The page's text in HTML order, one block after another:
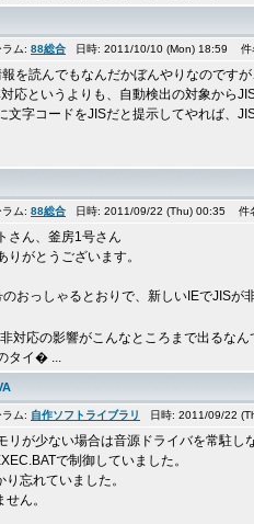
ラム: 88総合 日時: 2011/10/10 (Mon) 18:59
報を読んでもなんだかぼんやりなのです
応というよりも、自動検出の対象から
文字コードをJISだと提示してやれば、
ラム: 88総合 日時: 2011/09/22 (Thu) 00:35 件
さん、釜房1号さん
りがとうございます。
おっしゃるとおりで、新しいIEでJISが
非対応の影響がこんなところまで出るな
タイ� ...
ラム: 自作ソフトライブラリ 日時: 2011/09/22
リが少ない場合は音源ドライバを常駐し
で制御していました。
り忘れていました。
ん。